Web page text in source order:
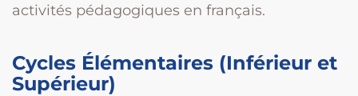
activités pédagogiques en français.
Cycles Élémentaires (Inférieur et
Supérieur)